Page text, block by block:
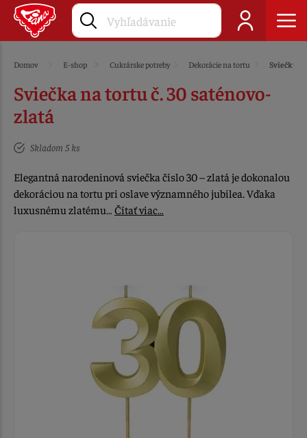
Domov E-shop Cukrárske potreby Dekorácie na tortu Sviečky
Sviečka na tortu č. 30 saténovo-
zlatá
Skladom 5 ks
Elegantná narodeninová sviečka číslo 30 – zlatá je dokonalou
dekoráciou na tortu pri oslave významného jubilea. Vďaka
luxusnému zlatému… Čítať viac…